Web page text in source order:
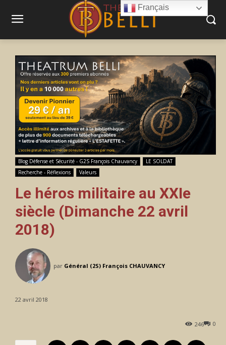
Blog Défense et Sécurité - G2S François Chauvancy
LE SOLDAT
Recherche - Réflexions
Valeurs
Le héros militaire au XXIe
siècle (Dimanche 22 avril
2018)
par Général (2S) François CHAUVANCY
22 avril 2018
0
246
Français